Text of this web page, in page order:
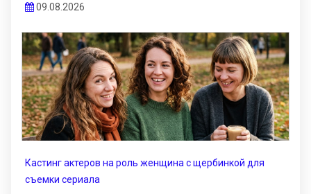
09.08.2026
Кастинг актеров на роль женщина с щербинкой для
съемки сериала